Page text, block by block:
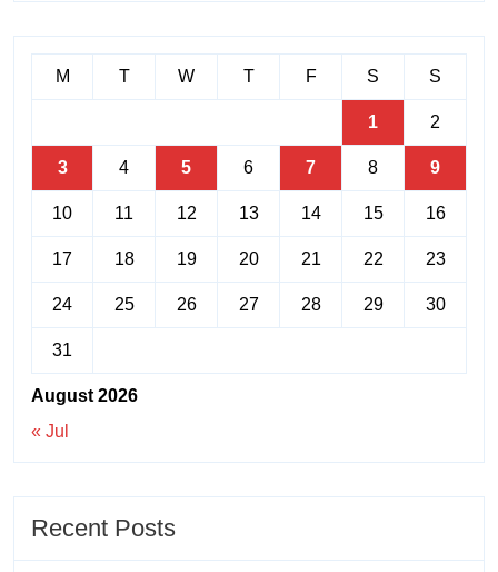
August 2026
M T W T F S S
1 2
3 4 5 6 7 8 9
10 11 12 13 14 15 16
17 18 19 20 21 22 23
24 25 26 27 28 29 30
31
« Jul
Recent Posts